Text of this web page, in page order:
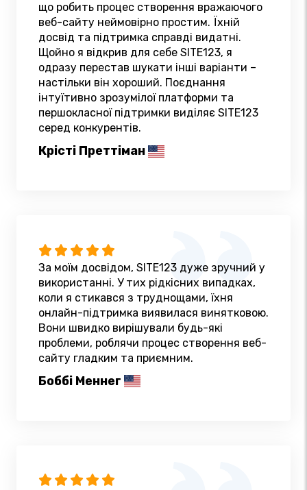
що робить процес створення вражаючого
веб-сайту неймовірно простим. Їхній
досвід та підтримка справді видатні.
Щойно я відкрив для себе SITE123, я
одразу перестав шукати інші варіанти –
настільки він хороший. Поєднання
інтуїтивно зрозумілої платформи та
першокласної підтримки виділяє SITE123
серед конкурентів.
Крісті Преттіман
За моїм досвідом, SITE123 дуже зручний у
використанні. У тих рідкісних випадках,
коли я стикався з труднощами, їхня
онлайн-підтримка виявилася винятковою.
Вони швидко вирішували будь-які
проблеми, роблячи процес створення веб-
сайту гладким та приємним.
Боббі Меннег